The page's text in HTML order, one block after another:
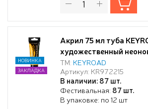
Акрил 75 мл туба
художественный
ТМ: KEYROAD
Артикул: KR972215
В наличии: 87 шт.
Фестивальная: 87 шт.
В упаковке: по 12 шт
НОВИНКА
ЗАКЛАДКА